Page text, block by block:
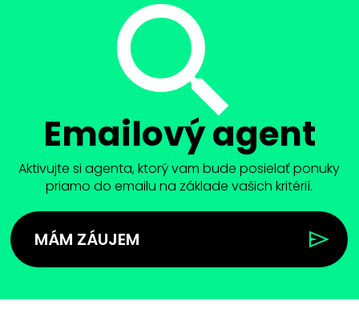
Emailový agent
Aktivujte si agenta, ktorý vam bude posielať ponuky
priamo do emailu na základe vašich kritérií.
MÁM ZÁUJEM